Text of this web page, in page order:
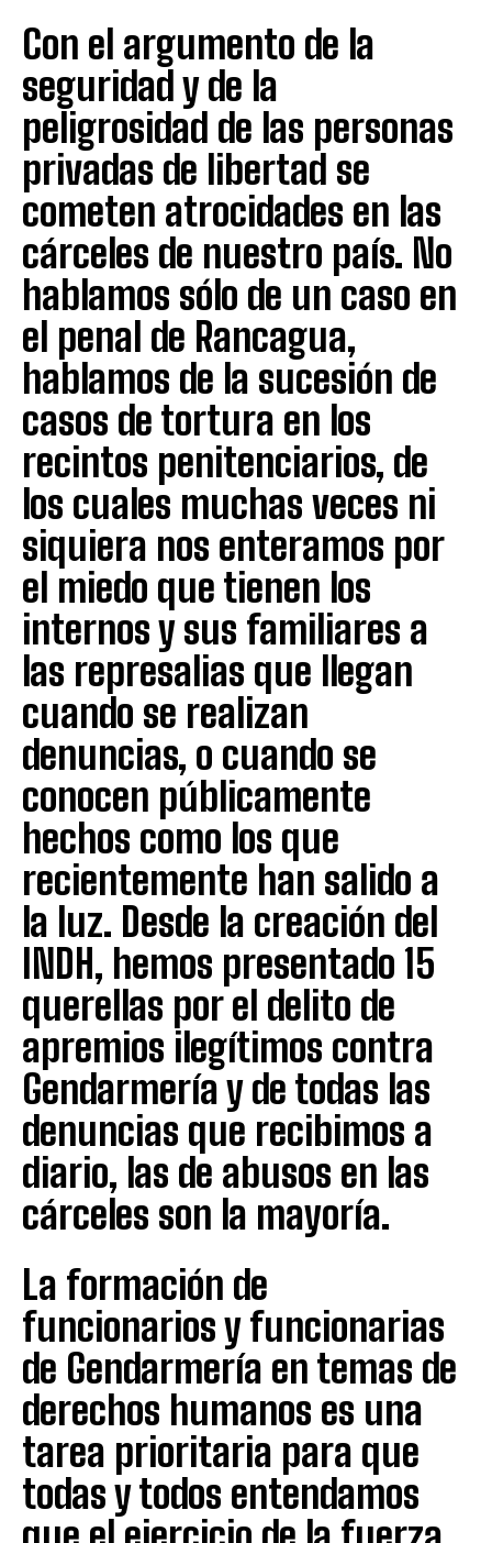
Con el argumento de la
seguridad y de la
peligrosidad de las personas
privadas de libertad se
cometen atrocidades en las
cárceles de nuestro país. No
hablamos sólo de un caso en
el penal de Rancagua,
hablamos de la sucesión de
casos de tortura en los
recintos penitenciarios, de
los cuales muchas veces ni
siquiera nos enteramos por
el miedo que tienen los
internos y sus familiares a
las represalias que llegan
cuando se realizan
denuncias, o cuando se
conocen públicamente
hechos como los que
recientemente han salido a
la luz. Desde la creación del
INDH, hemos presentado 15
querellas por el delito de
apremios ilegítimos contra
Gendarmería y de todas las
denuncias que recibimos a
diario, las de abusos en las
cárceles son la mayoría.
La formación de
funcionarios y funcionarias
de Gendarmería en temas de
derechos humanos es una
tarea prioritaria para que
todas y todos entendamos